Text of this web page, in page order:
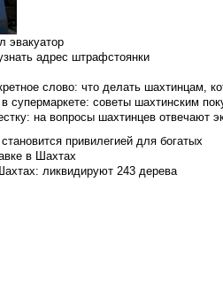
эвакуатор
адрес штрафстоянки
слово: что делать шахтинцам,
супермаркете: советы шахтинским
на вопросы шахтинцев отвечают
привилегией для богатых
в Шахтах
ликвидируют 243 дерева